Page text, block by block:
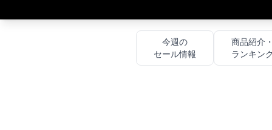
今週の
セール情報
商品紹介
ランキン